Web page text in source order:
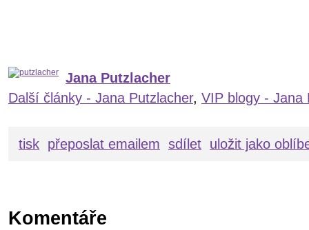
Jana Putzlacher
Další články - Jana Putzlacher, VIP blogy - Jana
tisk přeposlat emailem sdílet uložit jako
Komentáře